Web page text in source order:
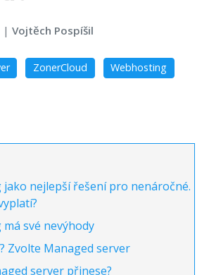
| Vojtěch Pospíšil
ZonerCloud Webhosting
nejlepší řešení pro nenáročné.
své nevýhody
Zvolte Managed server
server přinese?